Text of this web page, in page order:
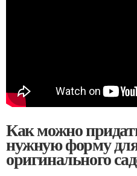
Как можно
нужную форму
оригинального